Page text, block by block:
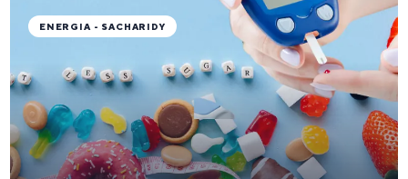
ENERGIA - SACHARIDY